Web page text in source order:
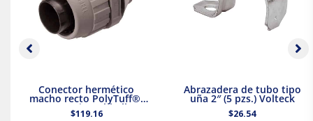
Conector hermético
macho recto PolyTuff®,
1/2″ Gris Hubbell
$119.16
Abrazadera de tubo tipo
uña 2″ (5 pzs.) Volteck
$26.54